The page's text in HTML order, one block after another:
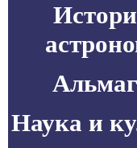
Наука и